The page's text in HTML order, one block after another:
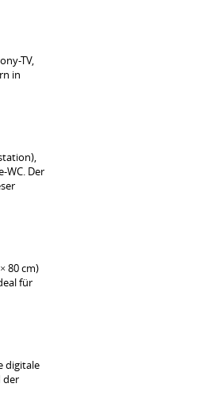
TV,
in
WC. Der
80 cm)
für
digitale
der